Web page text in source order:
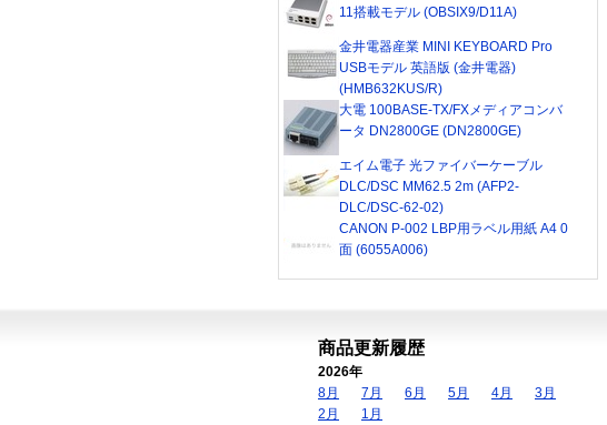
11搭載モデル (OBSIX9/D11A)
金井電器産業 MINI KEYBOARD Pro
USBモデル 英語版 (金井電器)
(HMB632KUS/R)
大電 100BASE-TX/FXメディアコンバ
ータ DN2800GE (DN2800GE)
エイム電子 光ファイバーケーブル
DLC/DSC MM62.5 2m (AFP2-
DLC/DSC-62-02)
CANON P-002 LBP用ラベル用紙 A4 0
面 (6055A006)
商品更新履歴
2026年
8月
7月 6月 5月 4月
3月
2月
1月